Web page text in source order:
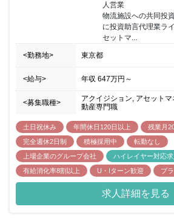
人営業
物流施設への共同投
に投資助言代理業ラ
セットマ...
<勤務地> 東京都
<給与> 年収 647万円 ～
<募集職種>
アクイジション, アセット
動産専門職
土日祝休み 年間休日120日以上
残業月
完全週休2日制
積極採用中
転勤なし
上場企業のグループ会社
ハイレイヤー対応求
有給消化率8割以上
U・Iターン歓迎 ブ
求人詳細を見る